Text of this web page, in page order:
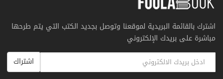
اشترك بالقائمة البريدية لموقعنا وتوصل بجديد الكتب التي يتم طرحها
مباشرة على بريدك الإلكتروني
اشتراك